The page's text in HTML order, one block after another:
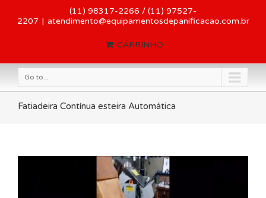
(11) 98317-2266 / (11) 97527-
2207 | atendimento@equipamentosdepanificacao.com.br
CARRINHO
Go to...
Fatiadeira Contínua esteira Automática